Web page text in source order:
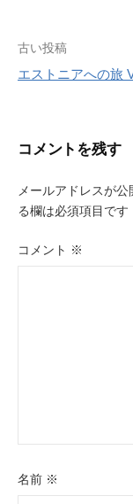
投
稿
ビ
ゲ
ー
シ
古い投稿
エストニアへの旅
コメントを残す
メールアドレスが公
る欄は必須項目です
コメント ※
名前 ※